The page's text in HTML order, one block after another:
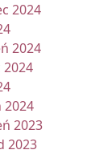
2024
2024
2024
2024
2023
2023